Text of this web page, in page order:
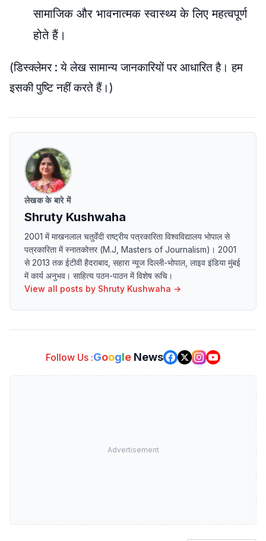
सामाजिक और भावनात्मक स्वास्थ्य के लिए महत्वपूर्ण
होते हैं।
(डिस्क्लेमर : ये लेख सामान्य जानकारियों पर आधारित है। हम
इसकी पुष्टि नहीं करते हैं।)
लेखक के बारे में
Shruty Kushwaha
2001 में माखनलाल चतुर्वेदी राष्ट्रीय पत्रकारिता विश्वविद्यालय भोपाल से
पत्रकारिता में स्नातकोत्तर (M.J, Masters of Journalism)। 2001
से 2013 तक ईटीवी हैदराबाद, सहारा न्यूज दिल्ली-भोपाल, लाइव इंडिया मुंबई
में कार्य अनुभव। साहित्य पठन-पाठन में विशेष रूचि।
View all posts by Shruty Kushwaha →
Follow Us :Google News
Advertisement